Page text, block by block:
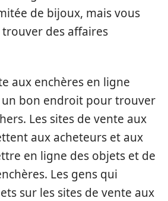
de bijoux, mais vous
des affaires
aux enchères en ligne
bon endroit pour trouver
Les sites de vente aux
aux acheteurs et aux
en ligne des objets et de
Les gens qui
sur les sites de vente aux